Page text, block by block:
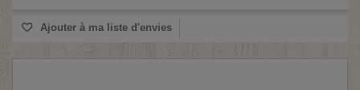
Ajouter à ma liste d'envies